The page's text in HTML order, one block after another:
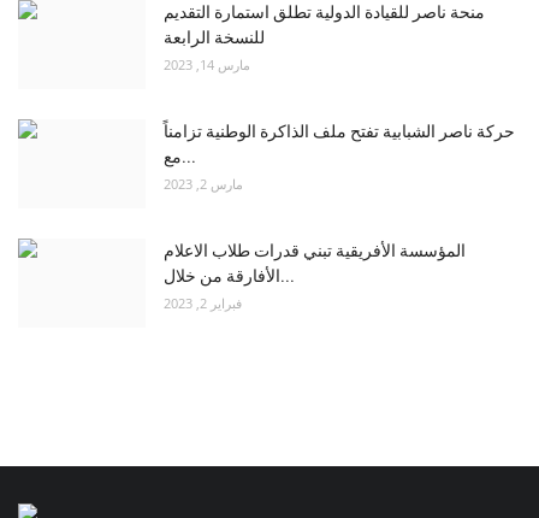
منحة ناصر للقيادة الدولية تطلق استمارة التقديم
للنسخة الرابعة
مارس 14, 2023
حركة ناصر الشبابية تفتح ملف الذاكرة الوطنية تزامناً
مع...
مارس 2, 2023
المؤسسة الأفريقية تبني قدرات طلاب الاعلام
الأفارقة من خلال...
فبراير 2, 2023